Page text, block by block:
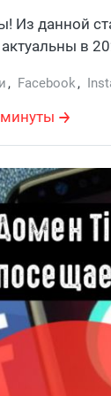
Из данной
в
, Facebook,